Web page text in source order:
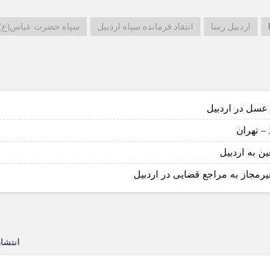
اردبیل رسا انتقاد فرمانده سپاه اردبیل سپاه حضرت
– تهران